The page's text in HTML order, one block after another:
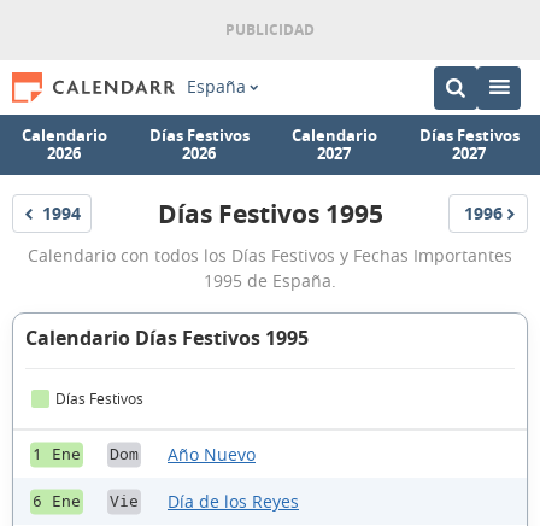
España
Calendario
2026
Días Festivos
2026
Calendario
2027
Días Festivos
2027
Festivos
1994
Días
Festivos
1995
Días Festivos 1995 Festivos
1996
Calendario con todos los Días Festivos y Fechas Importantes
1995 de España.
Calendario Días Festivos 1995
Días Festivos
1 Ene Dom Año Nuevo
6 Ene Vie Día de los Reyes